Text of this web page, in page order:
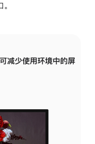
减少使用环境中的屏